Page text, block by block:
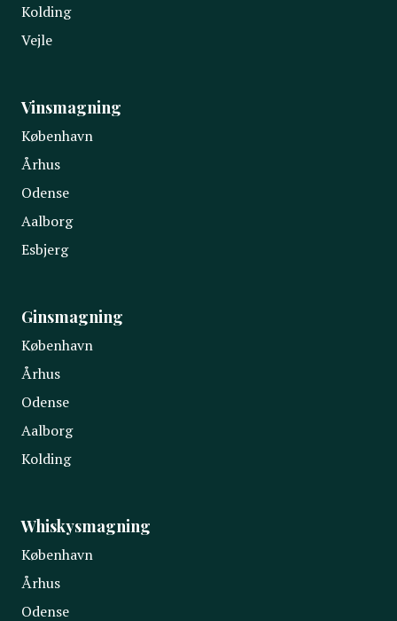
Kolding
Vejle
Vinsmagning
København
Århus
Odense
Aalborg
Esbjerg
Ginsmagning
København
Århus
Odense
Aalborg
Kolding
Whiskysmagning
København
Århus
Odense